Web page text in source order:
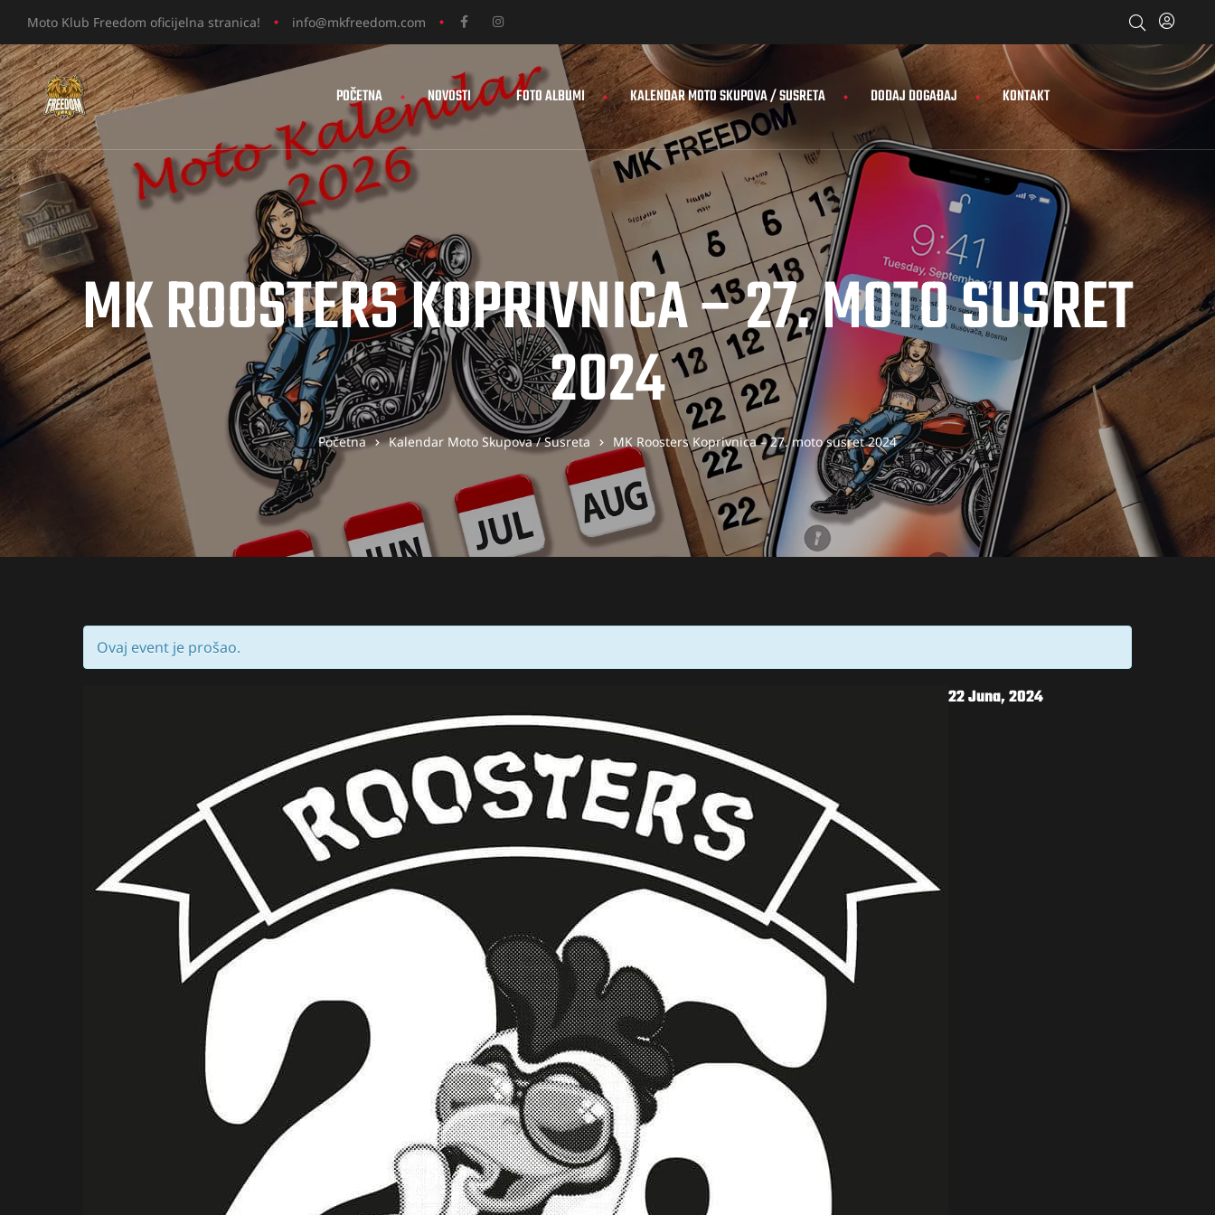
Moto Klub Freedom oficijelna stranica! info@mkfreedom.com
POČETNA NOVOSTI FOTO ALBUMI KALENDAR MOTO SKUPOVA / SUSRETA DODAJ DOGAĐAJ KONTAKT
MK ROOSTERS KOPRIVNICA – 27. MOTO SUSRET
2024
Početna Kalendar Moto Skupova / Susreta MK Roosters Koprivnica – 27. moto susret 2024
Ovaj event je prošao.
22 Juna, 2024